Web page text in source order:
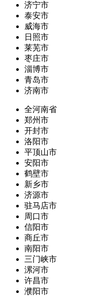
济宁市
泰安市
威海市
日照市
莱芜市
枣庄市
淄博市
青岛市
济南市
全河南省
郑州市
开封市
洛阳市
平顶山市
安阳市
鹤壁市
新乡市
济源市
驻马店市
周口市
信阳市
商丘市
南阳市
三门峡市
漯河市
许昌市
濮阳市